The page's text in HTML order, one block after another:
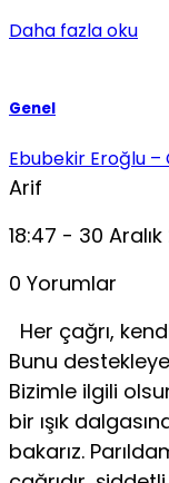
Daha fazla oku
Genel
Ebubekir Eroğlu
Arif
18:47 - 30
0 Yorumlar
Her çağrı,
Bunu
Bizimle ilgili
bir ışık
bakarız.